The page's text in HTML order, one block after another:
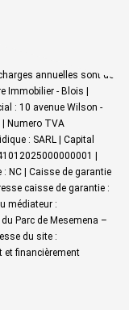
annuelles sont de
Immobilier - Blois |
: 10 avenue Wilson -
Numero TVA
: SARL | Capital
|
: NC | Caisse de garantie
caisse de garantie :
médiateur :
Parc de Mesemena –
du site :
et financièrement